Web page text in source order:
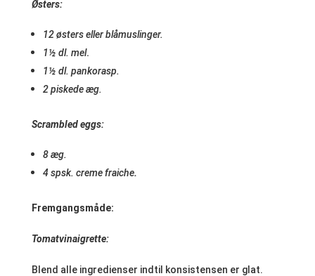
Østers:
12 østers eller blåmuslinger.
1½ dl. mel.
1½ dl. pankorasp.
2 piskede æg.
Scrambled eggs:
8 æg.
4 spsk. creme fraiche.
Fremgangsmåde:
Tomatvinaigrette:
Blend alle ingredienser indtil konsistensen er glat.